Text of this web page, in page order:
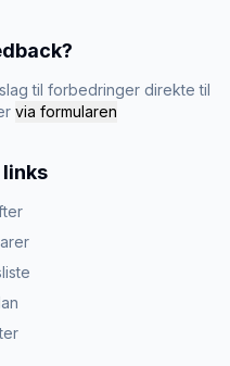
til forbedringer direkte til
via formularen